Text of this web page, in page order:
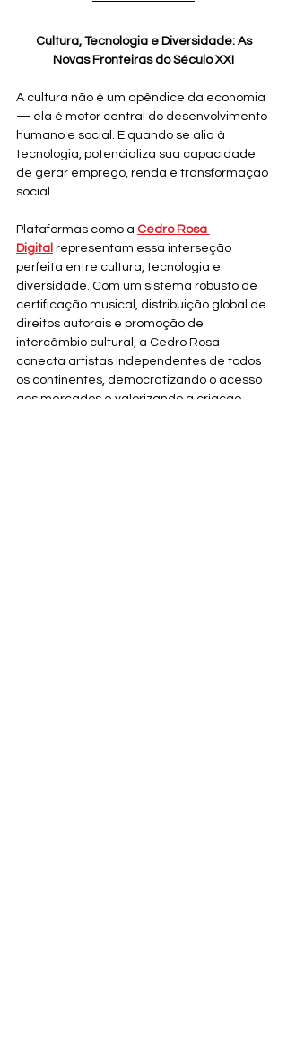
Cultura, Tecnologia e Diversidade: As
Novas Fronteiras do Século XXI
A cultura não é um apêndice da economia
— ela é motor central do desenvolvimento
humano e social. E quando se alia à
tecnologia, potencializa sua capacidade
de gerar emprego, renda e transformação
social.
Plataformas como a Cedro Rosa
Digital representam essa interseção
perfeita entre cultura, tecnologia e
diversidade. Com um sistema robusto de
certificação musical, distribuição global de
direitos autorais e promoção de
intercâmbio cultural, a Cedro Rosa
conecta artistas independentes de todos
os continentes, democratizando o acesso
aos mercados e valorizando a criação